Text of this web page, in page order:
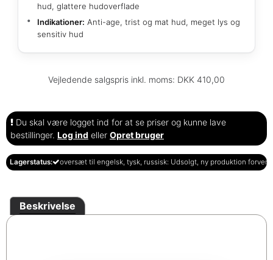
hud, glattere hudoverflade
Indikationer: Anti-age, trist og mat hud, meget lys og
sensitiv hud
Vejledende salgspris inkl. moms: DKK 410,00
Du skal være logget ind for at se priser og kunne lave
bestillinger. Log ind eller Opret bruger
Lagerstatus: oversæt til engelsk, tysk, russisk: Udsolgt, ny produktion
Beskrivelse